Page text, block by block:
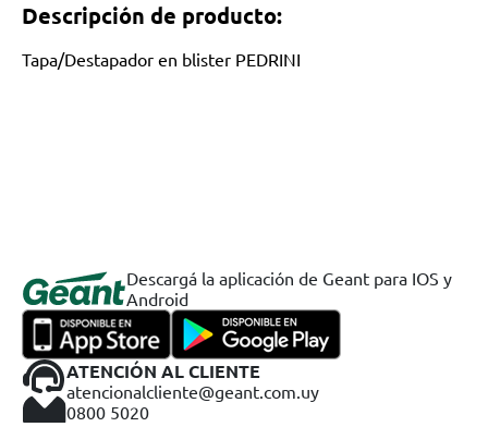
Descripción de producto:
Tapa/Destapador en blister PEDRINI
Descargá la aplicación de Geant para IOS y
Android
ATENCIÓN AL CLIENTE
atencionalcliente@geant.com.uy
0800 5020